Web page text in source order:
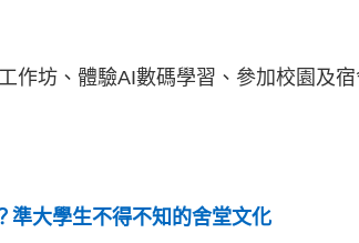
作坊、體驗AI數碼學習、參加校園及
準大學生不得不知的舍堂文化